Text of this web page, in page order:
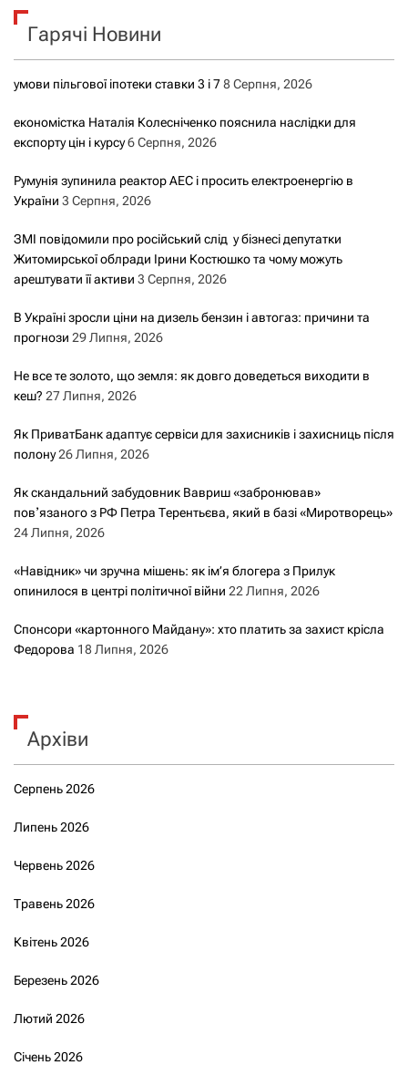
к
Гарячі Новини
умови пільгової іпотеки ставки 3 і 78 Серпня, 2026
економістка Наталія Колесніченко пояснила наслідки для
експорту цін і курсу6 Серпня, 2026
Румунія зупинила реактор АЕС і просить електроенергію в
України 3 Серпня, 2026
ЗМІ повідомили про російський слід у бізнесі депутатки
Житомирської облради Ірини Костюшко та чому можуть
арештувати її активи 3 Серпня, 2026
В Україні зросли ціни на дизель бензин і автогаз: причини та
прогнози 29 Липня, 2026
Не все те золото, що земля: як довго доведеться виходити в
кеш? 27 Липня, 2026
Як ПриватБанк адаптує сервіси для захисників і захисниць після
полону26 Липня, 2026
Як скандальний забудовник Вавриш «забронював»
повʼязаного з РФ Петра Терентьєва, який в базі «Миротворець»
24 Липня, 2026
«Навідник» чи зручна мішень: як ім’я блогера з Прилук
опинилося в центрі політичної війни 22 Липня, 2026
Спонсори «картонного Майдану»: хто платить за захист крісла
Федорова 18 Липня, 2026
Архіви
Серпень 2026
Липень 2026
Червень 2026
Травень 2026
Квітень 2026
Березень 2026
Лютий 2026
Січень 2026